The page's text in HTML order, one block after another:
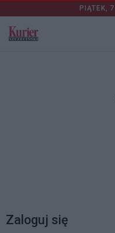
PIĄTEK,
Zaloguj się